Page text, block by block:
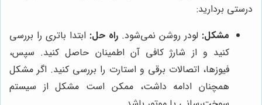
درستی بردارید:
مشکل: لودر روشن نمی‌شود. راه حل: ابتدا باتری را بررسی
کنید و از شارژ کافی آن اطمینان حاصل کنید. سپس،
فیوزها، اتصالات برقی و استارت را بررسی کنید. اگر مشکل
همچنان ادامه داشت، ممکن است مشکل از سیستم